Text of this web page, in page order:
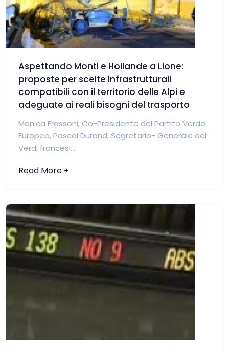
Aspettando Monti e Hollande a Lione:
proposte per scelte infrastrutturali
compatibili con il territorio delle Alpi e
adeguate ai reali bisogni del trasporto
Monica Frassoni, Co-Presidente del Partito Verde
Europeo, Pascal Durand, Segretario- Generale dei
Verdi francesi...
Read More